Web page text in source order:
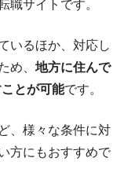
職サイトです。
いるほか、対応し
め、 地方に住んで
とが可能です。
、様々な条件に対
方にもおすすめで